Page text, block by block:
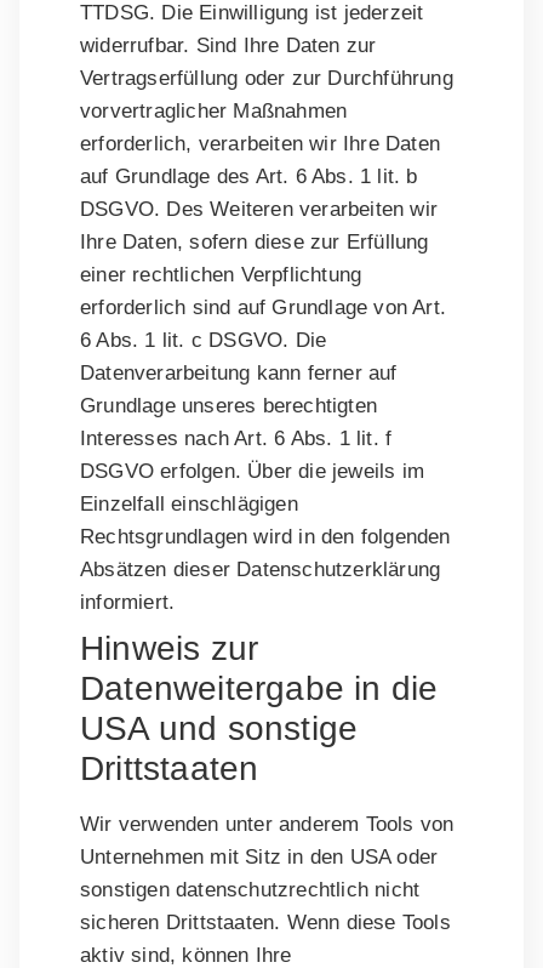
TTDSG. Die Einwilligung ist jederzeit
widerrufbar. Sind Ihre Daten zur
Vertragserfüllung oder zur Durchführung
vorvertraglicher Maßnahmen
erforderlich, verarbeiten wir Ihre Daten
auf Grundlage des Art. 6 Abs. 1 lit. b
DSGVO. Des Weiteren verarbeiten wir
Ihre Daten, sofern diese zur Erfüllung
einer rechtlichen Verpflichtung
erforderlich sind auf Grundlage von Art.
6 Abs. 1 lit. c DSGVO. Die
Datenverarbeitung kann ferner auf
Grundlage unseres berechtigten
Interesses nach Art. 6 Abs. 1 lit. f
DSGVO erfolgen. Über die jeweils im
Einzelfall einschlägigen
Rechtsgrundlagen wird in den folgenden
Absätzen dieser Datenschutzerklärung
informiert.
Hinweis zur
Datenweitergabe in die
USA und sonstige
Drittstaaten
Wir verwenden unter anderem Tools von
Unternehmen mit Sitz in den USA oder
sonstigen datenschutzrechtlich nicht
sicheren Drittstaaten. Wenn diese Tools
aktiv sind, können Ihre